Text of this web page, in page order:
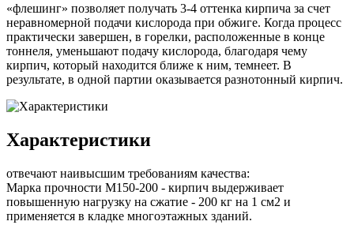
«флешинг» позволяет получать 3-4 оттенка кирпича за счет
неравномерной подачи кислорода при обжиге. Когда процесс
практически завершен, в горелки, расположенные в конце
тоннеля, уменьшают подачу кислорода, благодаря чему
кирпич, который находится ближе к ним, темнеет. В
результате, в одной партии оказывается разнотонный кирпич.
Характеристики
отвечают наивысшим требованиям качества:
Марка прочности М150-200 - кирпич выдерживает
повышенную нагрузку на сжатие - 200 кг на 1 см2 и
применяется в кладке многоэтажных зданий.